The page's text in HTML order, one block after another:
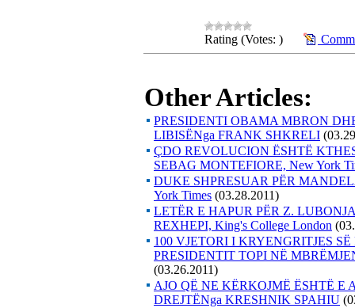
Rating (Votes: )
Other Articles:
PRESIDENTI OBAMA MBRON
LIBISËNga FRANK SHKRELI
ÇDO REVOLUCION ËSHTË
SEBAG MONTEFIORE, New York
DUKE SHPRESUAR PËR
York Times (03.28.2011)
LETËR E HAPUR PËR Z.
REXHEPI, King's College London
100 VJETORI I KRYENGRITJES
PRESIDENTIT TOPI NË
(03.26.2011)
AJO QË NE KËRKOJMË ËSHTË E
DREJTËNga KRESHNIK SPAHIU